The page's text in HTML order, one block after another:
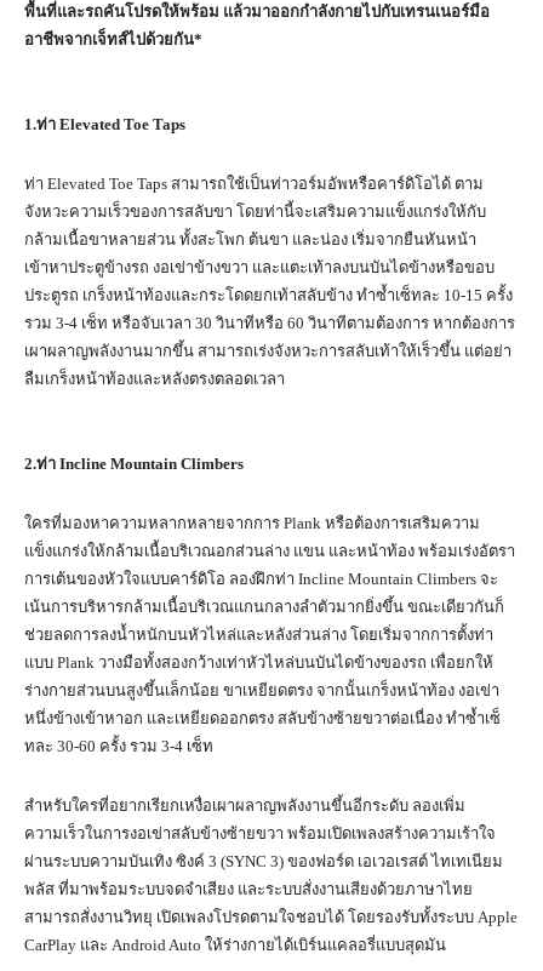
พื้นที่และรถคันโปรดให้พร้อม แล้วมาออกกำลังกายไปกับเทรนเนอร์มือ
อาชีพจากเจ็ทส์ไปด้วยกัน*
1.ท่า Elevated Toe Taps
ท่า Elevated Toe Taps สามารถใช้เป็นท่าวอร์มอัพหรือคาร์ดิโอได้ ตาม
จังหวะความเร็วของการสลับขา โดยท่านี้จะเสริมความแข็งแกร่งให้กับ
กล้ามเนื้อขาหลายส่วน ทั้งสะโพก ต้นขา และน่อง เริ่มจากยืนหันหน้า
เข้าหาประตูข้างรถ งอเข่าข้างขวา และแตะเท้าลงบนบันไดข้างหรือขอบ
ประตูรถ เกร็งหน้าท้องและกระโดดยกเท้าสลับข้าง ทำซ้ำเซ็ทละ 10-15 ครั้ง
รวม 3-4 เซ็ท หรือจับเวลา 30 วินาทีหรือ 60 วินาทีตามต้องการ หากต้องการ
เผาผลาญพลังงานมากขึ้น สามารถเร่งจังหวะการสลับเท้าให้เร็วขึ้น แต่อย่า
ลืมเกร็งหน้าท้องและหลังตรงตลอดเวลา
2.ท่า Incline Mountain Climbers
ใครที่มองหาความหลากหลายจากการ Plank หรือต้องการเสริมความ
แข็งแกร่งให้กล้ามเนื้อบริเวณอกส่วนล่าง แขน และหน้าท้อง พร้อมเร่งอัตรา
การเต้นของหัวใจแบบคาร์ดิโอ ลองฝึกท่า Incline Mountain Climbers จะ
เน้นการบริหารกล้ามเนื้อบริเวณแกนกลางลำตัวมากยิ่งขึ้น ขณะเดียวกันก็
ช่วยลดการลงน้ำหนักบนหัวไหล่และหลังส่วนล่าง โดยเริ่มจากการตั้งท่า
แบบ Plank วางมือทั้งสองกว้างเท่าหัวไหล่บนบันไดข้างของรถ เพื่อยกให้
ร่างกายส่วนบนสูงขึ้นเล็กน้อย ขาเหยียดตรง จากนั้นเกร็งหน้าท้อง งอเข่า
หนึ่งข้างเข้าหาอก และเหยียดออกตรง สลับข้างซ้ายขวาต่อเนื่อง ทำซ้ำเซ็
ทละ 30-60 ครั้ง รวม 3-4 เซ็ท
สำหรับใครที่อยากเรียกเหงื่อเผาผลาญพลังงานขึ้นอีกระดับ ลองเพิ่ม
ความเร็วในการงอเข่าสลับข้างซ้ายขวา พร้อมเปิดเพลงสร้างความเร้าใจ
ผ่านระบบความบันเทิง ซิงค์ 3 (SYNC 3) ของฟอร์ด เอเวอเรสต์ ไทเทเนียม
พลัส ที่มาพร้อมระบบจดจำเสียง และระบบสั่งงานเสียงด้วยภาษาไทย
สามารถสั่งงานวิทยุ เปิดเพลงโปรดตามใจชอบได้ โดยรองรับทั้งระบบ Apple
CarPlay และ Android Auto ให้ร่างกายได้เบิร์นแคลอรี่แบบสุดมัน